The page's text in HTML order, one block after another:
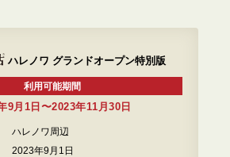
ハレノワ グランドオープン特別版
利用可能期間
9月1日〜2023年11月30日
ハレノワ周辺
2023年9月1日